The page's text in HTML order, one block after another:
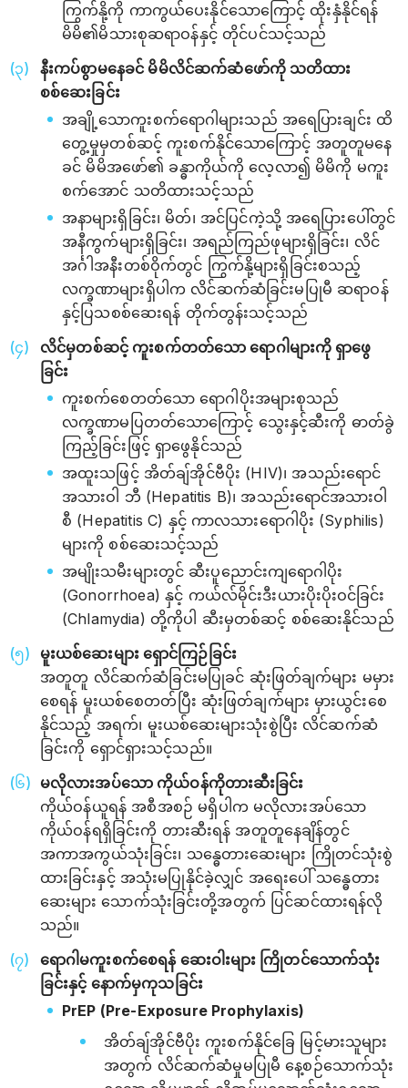
ကြွက်နို့ကို ကာကွယ်ပေးနိုင်သောကြောင့် ထိုးနှံနိုင်ရန်
မိမိ၏မိသားစုဆရာဝန်နှင့် တိုင်ပင်သင့်သည်
နီးကပ်စွာမနေခင် မိမိလိင်ဆက်ဆံဖော်ကို သတိထား
စစ်ဆေးခြင်း
အချို့သောကူးစက်ရောဂါများသည် အရေပြားချင်း ထိ
တွေ့မှုမှတစ်ဆင့် ကူးစက်နိုင်သောကြောင့် အတူတူမနေ
ခင် မိမိအဖော်၏ ခန္ဓာကိုယ်ကို လေ့လာ၍ မိမိကို မကူး
စက်အောင် သတိထားသင့်သည်
အနာများရှိခြင်း၊ မိတ်၊ အင်ပြင်ကဲ့သို့ အရေပြားပေါ်တွင်
အနီကွက်များရှိခြင်း၊ အရည်ကြည်ဖုများရှိခြင်း၊ လိင်
အင်္ဂါအနီးတစ်ဝိုက်တွင် ကြွက်နို့များရှိခြင်းစသည့်
လက္ခဏာများရှိပါက လိင်ဆက်ဆံခြင်းမပြုမီ ဆရာဝန်
နှင့်ပြသစစ်ဆေးရန် တိုက်တွန်းသင့်သည်
လိင်မှတစ်ဆင့် ကူးစက်တတ်သော ရောဂါများကို ရှာဖွေ
ခြင်း
ကူးစက်စေတတ်သော ရောဂါပိုးအများစုသည်
လက္ခဏာမပြတတ်သောကြောင့် သွေးနှင့်ဆီးကို ဓာတ်ခွဲ
ကြည့်ခြင်းဖြင့် ရှာဖွေနိုင်သည်
အထူးသဖြင့် အိတ်ချ်အိုင်ဗီပိုး (HIV)၊ အသည်းရောင်
အသားဝါ ဘီ (Hepatitis B)၊ အသည်းရောင်အသားဝါ
စီ (Hepatitis C) နှင့် ကာလသားရောဂါပိုး (Syphilis)
များကို စစ်ဆေးသင့်သည်
အမျိုးသမီးများတွင် ဆီးပူညောင်းကျရောဂါပိုး
(Gonorrhoea) နှင့် ကယ်လ်မိုင်းဒီးယားပိုးပိုးဝင်ခြင်း
(Chlamydia) တို့ကိုပါ ဆီးမှတစ်ဆင့် စစ်ဆေးနိုင်သည်
မူးယစ်ဆေးများ ရှောင်ကြဉ်ခြင်း
အတူတူ လိင်ဆက်ဆံခြင်းမပြုခင် ဆုံးဖြတ်ချက်များ မမှား
စေရန် မူးယစ်စေတတ်ပြီး ဆုံးဖြတ်ချက်များ မှားယွင်းစေ
နိုင်သည့် အရက်၊ မူးယစ်ဆေးများသုံးစွဲပြီး လိင်ဆက်ဆံ
ခြင်းကို ရှောင်ရှားသင့်သည်။
မလိုလားအပ်သော ကိုယ်ဝန်ကိုတားဆီးခြင်း
ကိုယ်ဝန်ယူရန် အစီအစဉ် မရှိပါက မလိုလားအပ်သော
ကိုယ်ဝန်ရရှိခြင်းကို တားဆီးရန် အတူတူနေချိန်တွင်
အကာအကွယ်သုံးခြင်း၊ သန္ဓေတားဆေးများ ကြိုတင်သုံးစွဲ
ထားခြင်းနှင့် အသုံးမပြုနိုင်ခဲ့လျှင် အရေးပေါ် သန္ဓေတား
ဆေးများ သောက်သုံးခြင်းတို့အတွက် ပြင်ဆင်ထားရန်လို
သည်။
ရောဂါမကူးစက်စေရန် ဆေးဝါးများ ကြိုတင်သောက်သုံး
ခြင်းနှင့် နောက်မှကုသခြင်း
PrEP (Pre-Exposure Prophylaxis)
အိတ်ချ်အိုင်ဗီပိုး ကူးစက်နိုင်ခြေ မြင့်မားသူများ
အတွက် လိင်ဆက်ဆံမှုမပြုမီ နေ့စဉ်သောက်သုံး